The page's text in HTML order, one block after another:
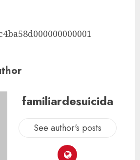
familiardesuicida
See author's posts